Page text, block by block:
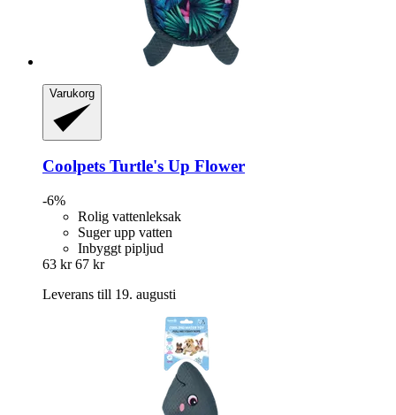
Varukorg
Coolpets Turtle's Up Flower
-6%
Rolig vattenleksak
Suger upp vatten
Inbyggt pipljud
63 kr 67 kr
Leverans till 19. augusti